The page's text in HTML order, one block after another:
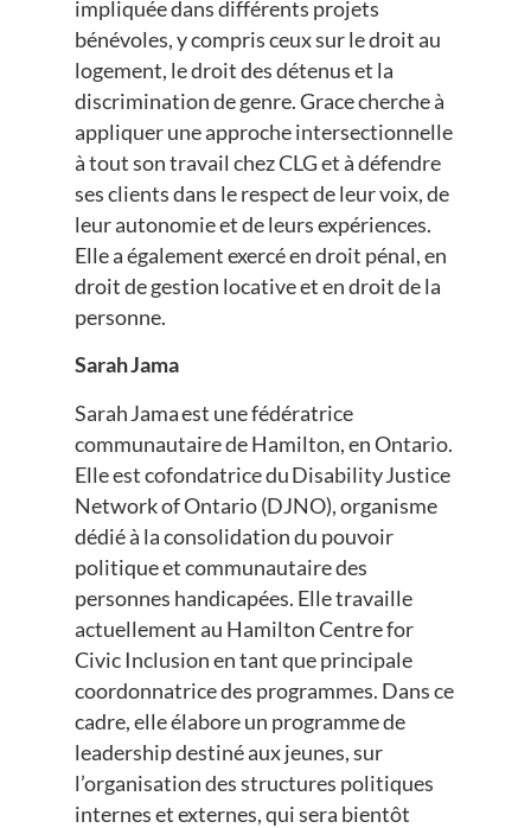
impliquée dans différents projets
bénévoles, y compris ceux sur le droit au
logement, le droit des détenus et la
discrimination de genre. Grace cherche à
appliquer une approche intersectionnelle
à tout son travail chez CLG et à défendre
ses clients dans le respect de leur voix, de
leur autonomie et de leurs expériences.
Elle a également exercé en droit pénal, en
droit de gestion locative et en droit de la
personne.
Sarah Jama
Sarah Jama est une fédératrice
communautaire de Hamilton, en Ontario.
Elle est cofondatrice du Disability Justice
Network of Ontario (DJNO), organisme
dédié à la consolidation du pouvoir
politique et communautaire des
personnes handicapées. Elle travaille
actuellement au Hamilton Centre for
Civic Inclusion en tant que principale
coordonnatrice des programmes. Dans ce
cadre, elle élabore un programme de
leadership destiné aux jeunes, sur
l’organisation des structures politiques
internes et externes, qui sera bientôt